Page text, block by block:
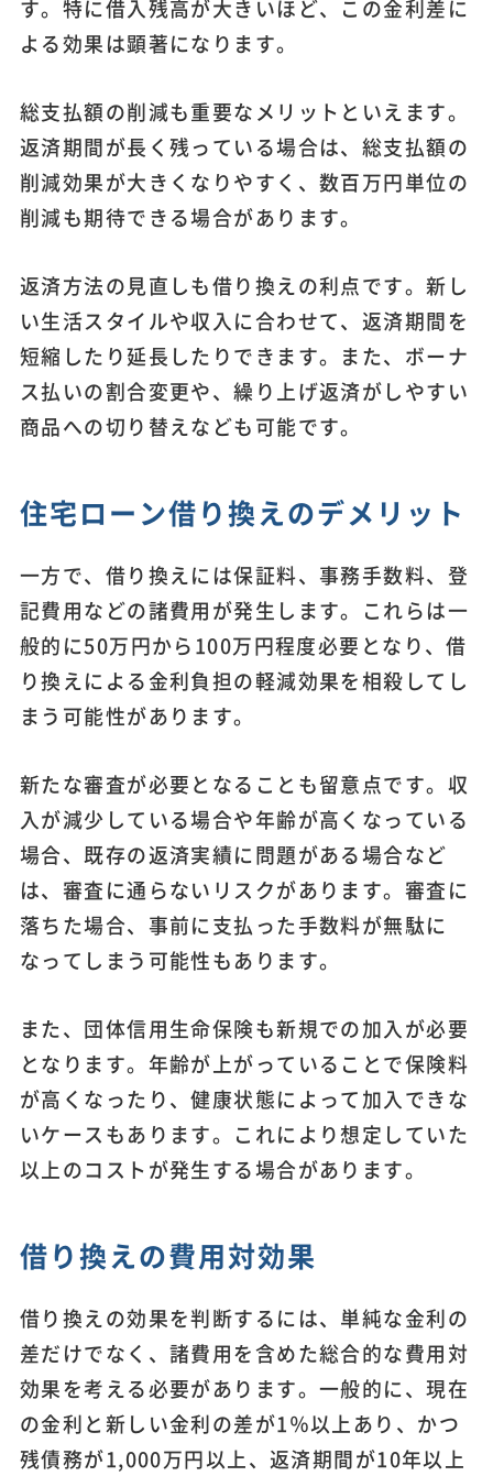
す。特に借入残高が大きいほど、この金利差に
よる効果は顕著になります。
総支払額の削減も重要なメリットといえます。
返済期間が長く残っている場合は、総支払額の
削減効果が大きくなりやすく、数百万円単位の
削減も期待できる場合があります。
返済方法の見直しも借り換えの利点です。新し
い生活スタイルや収入に合わせて、返済期間を
短縮したり延長したりできます。また、ボーナ
ス払いの割合変更や、繰り上げ返済がしやすい
商品への切り替えなども可能です。
住宅ローン借り換えのデメリット
一方で、借り換えには保証料、事務手数料、登
記費用などの諸費用が発生します。これらは一
般的に50万円から100万円程度必要となり、借
り換えによる金利負担の軽減効果を相殺してし
まう可能性があります。
新たな審査が必要となることも留意点です。収
入が減少している場合や年齢が高くなっている
場合、既存の返済実績に問題がある場合など
は、審査に通らないリスクがあります。審査に
落ちた場合、事前に支払った手数料が無駄に
なってしまう可能性もあります。
また、団体信用生命保険も新規での加入が必要
となります。年齢が上がっていることで保険料
が高くなったり、健康状態によって加入できな
いケースもあります。これにより想定していた
以上のコストが発生する場合があります。
借り換えの費用対効果
借り換えの効果を判断するには、単純な金利の
差だけでなく、諸費用を含めた総合的な費用対
効果を考える必要があります。一般的に、現在
の金利と新しい金利の差が1％以上あり、かつ
残債務が1,000万円以上、返済期間が10年以上